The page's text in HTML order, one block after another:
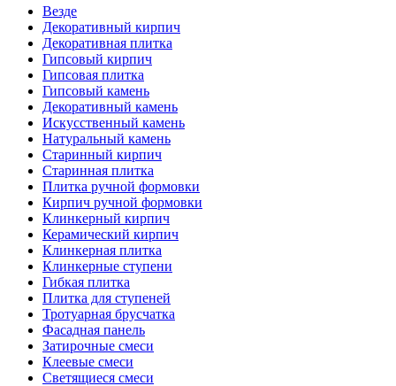
Везде
Декоративный кирпич
Декоративная плитка
Гипсовый кирпич
Гипсовая плитка
Гипсовый камень
Декоративный камень
Искусственный камень
Натуральный камень
Старинный кирпич
Старинная плитка
Плитка ручной формовки
Кирпич ручной формовки
Клинкерный кирпич
Керамический кирпич
Клинкерная плитка
Клинкерные ступени
Гибкая плитка
Плитка для ступеней
Тротуарная брусчатка
Фасадная панель
Затирочные смеси
Клеевые смеси
Светящиеся смеси